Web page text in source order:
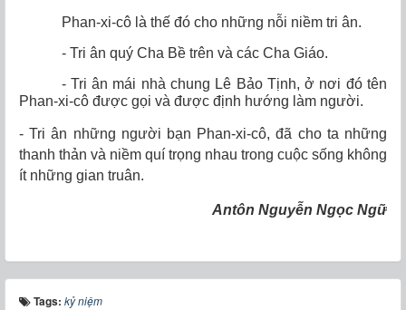
Phan-xi-cô là thế đó cho những nỗi niềm tri ân.
- Tri ân quý Cha Bề trên và các Cha Giáo.
- Tri ân mái nhà chung Lê Bảo Tịnh, ở nơi đó tên
Phan-xi-cô được gọi và được định hướng làm người.
- Tri ân những người bạn Phan-xi-cô, đã cho ta những
thanh thản và niềm quí trọng nhau trong cuộc sống không
ít những gian truân.
Antôn Nguyễn Ngọc Ngữ
Tags: kỷ niệm